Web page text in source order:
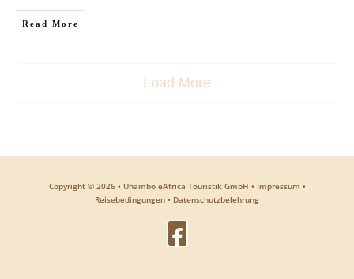
Read More
Load More
Copyright © 2026• Uhambo eAfrica Touristik GmbH • Impressum •
Reisebedingungen • Datenschutzbelehrung